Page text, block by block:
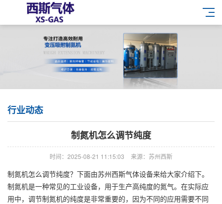
行业动态
制氮机怎么调节纯度
时间：2025-08-21 11:15:03 来源：苏州西斯
制氮机怎么调节纯度？下面由苏州西斯气体设备来给大家介绍下。
制氮机是一种常见的工业设备，用于生产高纯度的氮气。在实际应
用中，调节制氮机的纯度是非常重要的，因为不同的应用需要不同